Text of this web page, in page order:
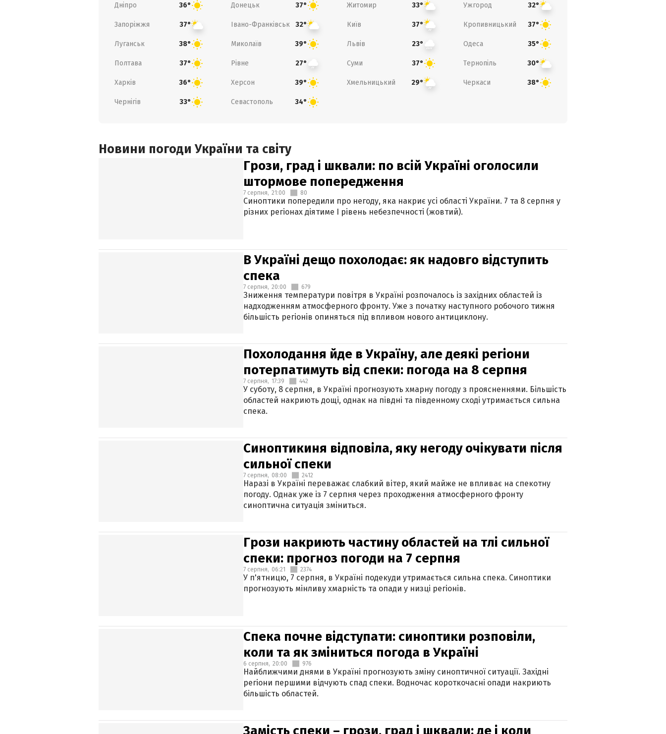
Дніпро 36° Донецьк 37° Житомир 33° Ужгород 32°
Запоріжжя 37° Івано-Франківськ 32° Київ 37° Кропивницький 37°
Луганськ 38° Миколаїв 39° Львів 23° Одеса 35°
Полтава 37° Рівне 27° Суми 37° Тернопіль 30°
Харків 36° Херсон 39° Хмельницький 29° Черкаси 38°
Чернігів 33° Севастополь 34°
Новини погоди України та світу
Грози, град і шквали: по всій Україні оголосили
штормове попередження
7 серпня, 21:00 80
Синоптики попередили про негоду, яка накриє усі області України. 7 та 8 серпня у
різних регіонах діятиме І рівень небезпечності (жовтий).
В Україні дещо похолодає: як надовго відступить
спека
7 серпня, 20:00 679
Зниження температури повітря в Україні розпочалось із західних областей із
надходженням атмосферного фронту. Уже з початку наступного робочого тижня
більшість регіонів опиняться під впливом нового антициклону.
Похолодання йде в Україну, але деякі регіони
потерпатимуть від спеки: погода на 8 серпня
7 серпня, 17:39 442
У суботу, 8 серпня, в Україні прогнозують хмарну погоду з проясненнями. Більшість
областей накриють дощі, однак на півдні та південному сході утримається сильна
спека.
Синоптикиня відповіла, яку негоду очікувати після
сильної спеки
7 серпня, 08:00 2412
Наразі в Україні переважає слабкий вітер, який майже не впливає на спекотну
погоду. Однак уже із 7 серпня через проходження атмосферного фронту
синоптична ситуація зміниться.
Грози накриють частину областей на тлі сильної
спеки: прогноз погоди на 7 серпня
7 серпня, 06:21 2374
У п'ятницю, 7 серпня, в Україні подекуди утримається сильна спека. Синоптики
прогнозують мінливу хмарність та опади у низці регіонів.
Спека почне відступати: синоптики розповіли,
коли та як зміниться погода в Україні
6 серпня, 20:00 976
Найближчими днями в Україні прогнозують зміну синоптичної ситуації. Західні
регіони першими відчують спад спеки. Водночас короткочасні опади накриють
більшість областей.
Замість спеки – грози, град і шквали: де і коли